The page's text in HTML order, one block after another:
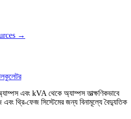
→
এবং kVA থেকে অ্যাম্পস তাত্ক্ষণিকভাবে
থ্রি-ফেজ সিস্টেমের জন্য বিনামূল্যে বৈদ্যুতিক